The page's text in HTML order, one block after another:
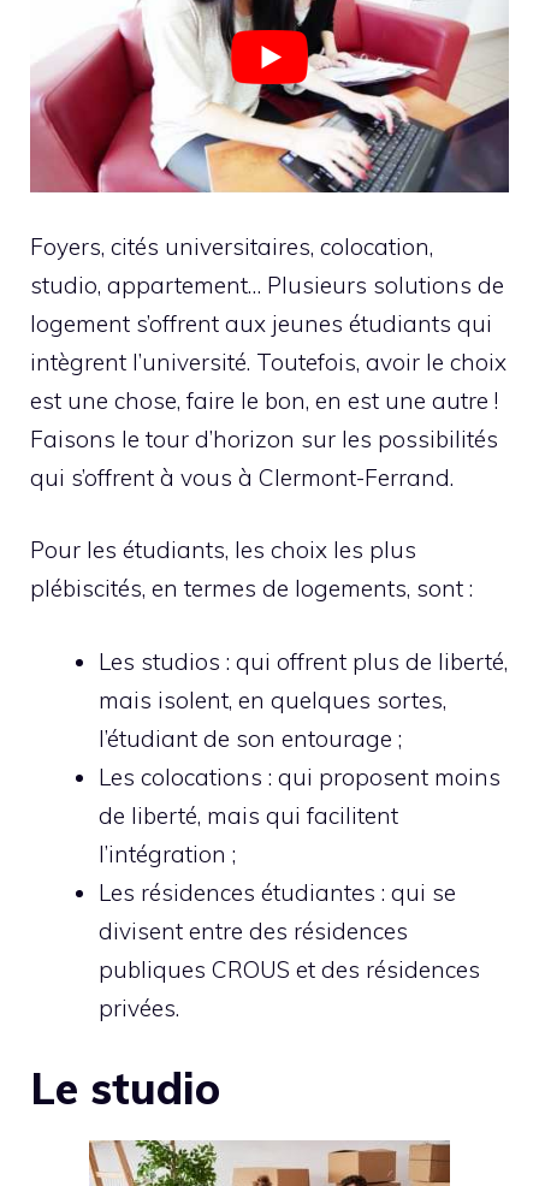
Foyers, cités universitaires, colocation,
studio, appartement… Plusieurs solutions de
logement s’offrent aux jeunes étudiants qui
intègrent l’université. Toutefois, avoir le choix
est une chose, faire le bon, en est une autre !
Faisons le tour d’horizon sur les possibilités
qui s’offrent à vous à Clermont-Ferrand.
Pour les étudiants, les choix les plus
plébiscités, en termes de logements, sont :
Les studios : qui offrent plus de liberté,
mais isolent, en quelques sortes,
l’étudiant de son entourage ;
Les colocations : qui proposent moins
de liberté, mais qui facilitent
l’intégration ;
Les résidences étudiantes : qui se
divisent entre des résidences
publiques CROUS et des résidences
privées.
Le studio